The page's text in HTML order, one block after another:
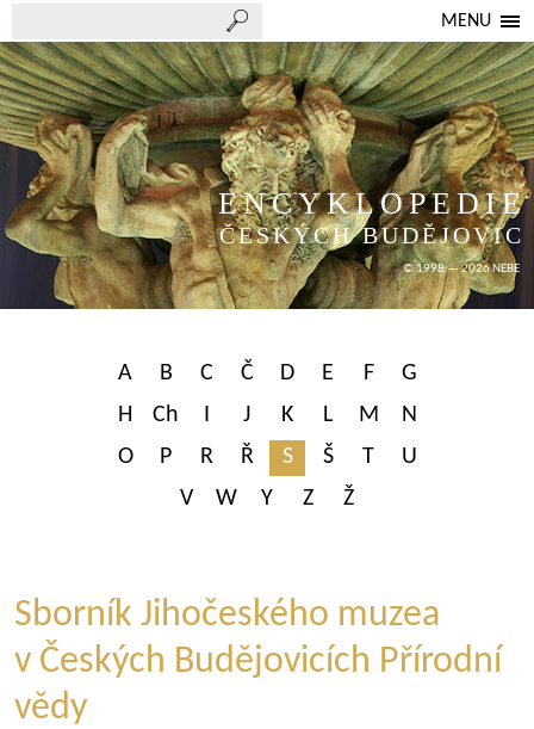
MENU
ENCYKLOPEDIE
ČESKÝCH BUDĚJOVIC
© 1998 — 2026 NEBE
A B C Č D E F
G
H
Ch I J K L M
N
O
P R Ř S Š T
U
V
W Y Z Ž
Sborník Jihočeského muzea
v Českých Budějovicích Přírodní
vědy